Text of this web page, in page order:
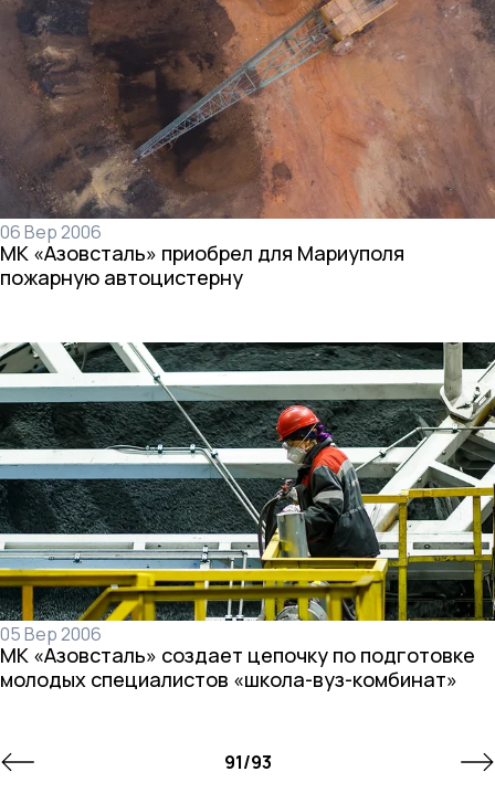
06 Вер 2006
МК «Азовсталь» приобрел для Мариуполя
пожарную автоцистерну
05 Вер 2006
МК «Азовсталь» создает цепочку по подготовке
молодых специалистов «школа-вуз-комбинат»
91/93